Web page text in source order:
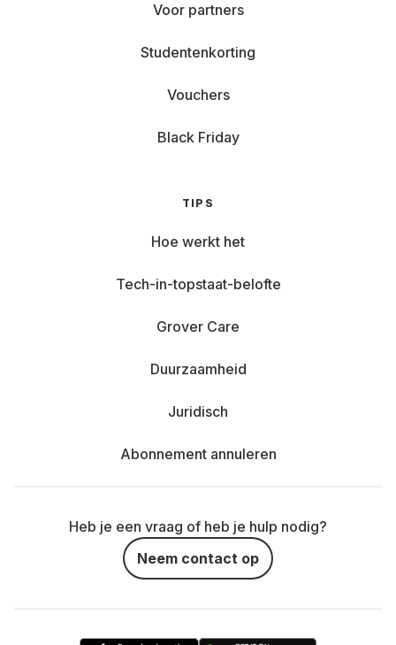
Voor partners
Studentenkorting
Vouchers
Black Friday
TIPS
Hoe werkt het
Tech-in-topstaat-belofte
Grover Care
Duurzaamheid
Juridisch
Abonnement annuleren
Heb je een vraag of heb je hulp nodig?
Neem contact op